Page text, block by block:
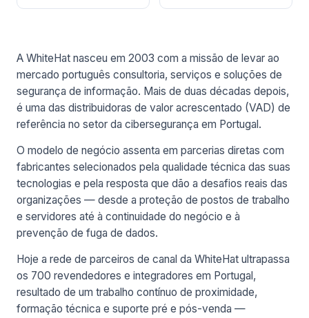
A WhiteHat nasceu em 2003 com a missão de levar ao
mercado português consultoria, serviços e soluções de
segurança de informação. Mais de duas décadas depois,
é uma das distribuidoras de valor acrescentado (VAD) de
referência no setor da cibersegurança em Portugal.
O modelo de negócio assenta em parcerias diretas com
fabricantes selecionados pela qualidade técnica das suas
tecnologias e pela resposta que dão a desafios reais das
organizações — desde a proteção de postos de trabalho
e servidores até à continuidade do negócio e à
prevenção de fuga de dados.
Hoje a rede de parceiros de canal da WhiteHat ultrapassa
os 700 revendedores e integradores em Portugal,
resultado de um trabalho contínuo de proximidade,
formação técnica e suporte pré e pós-venda —